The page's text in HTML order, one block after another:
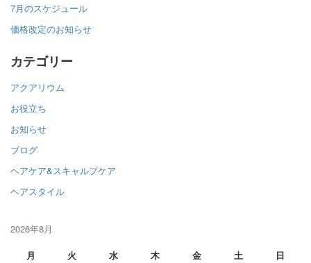
7月のスケジュール
価格改定のお知らせ
カテゴリー
アクアリウム
お役立ち
お知らせ
ブログ
ヘアケア&スキャルプケア
ヘアスタイル
2026年8月
月
火 水 木 金 土 日